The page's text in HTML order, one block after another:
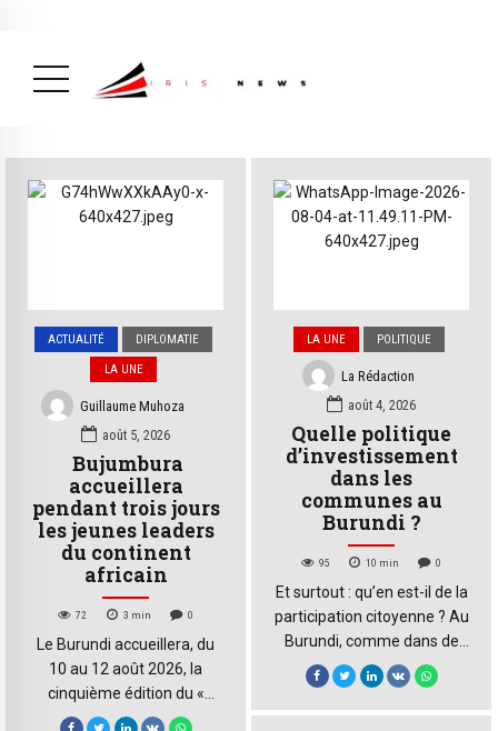
ACTUALITÉ DIPLOMATIE
LA UNE
Guillaume Muhoza
août 5, 2026
Bujumbura
accueillera
pendant trois jours
les jeunes leaders
du continent
africain
72 3 min 0
Le Burundi accueillera, du
10 au 12 août 2026, la
cinquième édition du «
Dialogue continental sur la
LA UNE POLITIQUE
La Rédaction
août 4, 2026
Quelle politique
d’investissement
dans les
communes au
Burundi ?
95 10 min 0
Et surtout : qu’en est-il de la
participation citoyenne ? Au
Burundi, comme dans de
nombreux autres pays, les
communes constituent le
premier échelon de la